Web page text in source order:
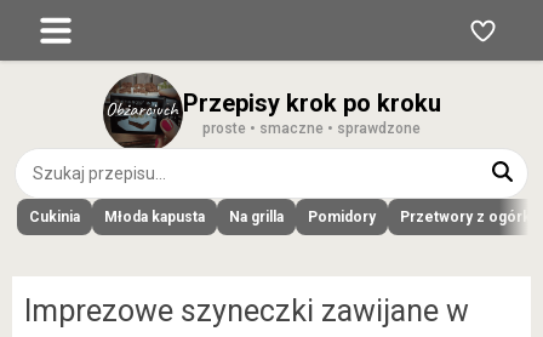
Przepisy krok po kroku
proste • smaczne • sprawdzone
Cukinia Młoda kapusta Na grilla Pomidory Przetwory z
Imprezowe szyneczki zawijane w